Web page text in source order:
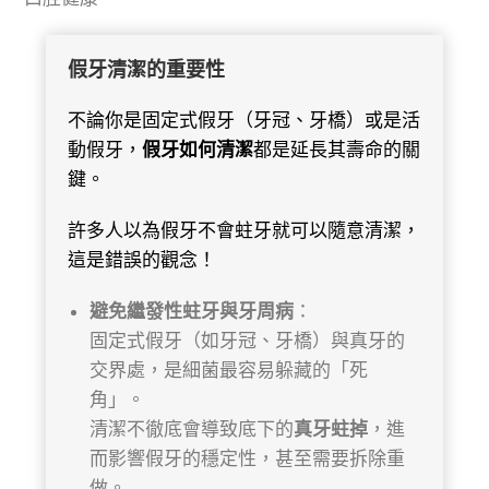
假牙清潔的重要性
不論你是固定式假牙（牙冠、牙橋）或是活
動假牙，假牙如何清潔都是延長其壽命的關
鍵。
許多人以為假牙不會蛀牙就可以隨意清潔，
這是錯誤的觀念！
避免繼發性蛀牙與牙周病 ：
固定式假牙（如牙冠、牙橋）與真牙的
交界處，是細菌最容易躲藏的「死
角」。
清潔不徹底會導致底下的真牙蛀掉 ，進
而影響假牙的穩定性，甚至需要拆除重